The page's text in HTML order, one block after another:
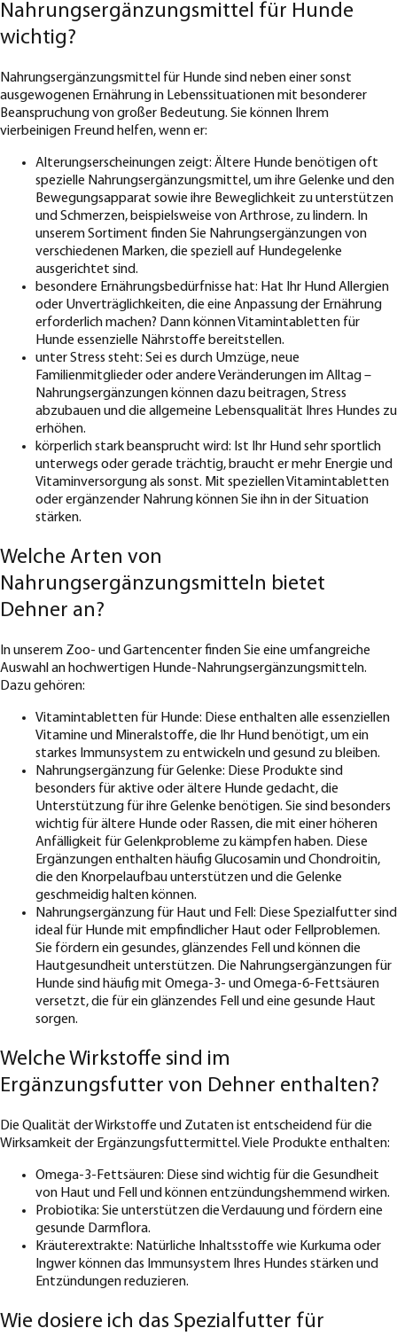
Nahrungsergänzungsmittel für Hunde
wichtig?
Nahrungsergänzungsmittel für Hunde sind neben einer sonst
ausgewogenen Ernährung in Lebenssituationen mit besonderer
Beanspruchung von großer Bedeutung. Sie können Ihrem
vierbeinigen Freund helfen, wenn er:
Alterungserscheinungen zeigt: Ältere Hunde benötigen oft
spezielle Nahrungsergänzungsmittel, um ihre Gelenke und den
Bewegungsapparat sowie ihre Beweglichkeit zu unterstützen
und Schmerzen, beispielsweise von Arthrose, zu lindern. In
unserem Sortiment finden Sie Nahrungsergänzungen von
verschiedenen Marken, die speziell auf Hundegelenke
ausgerichtet sind.
besondere Ernährungsbedürfnisse hat: Hat Ihr Hund Allergien
oder Unverträglichkeiten, die eine Anpassung der Ernährung
erforderlich machen? Dann können Vitamintabletten für
Hunde essenzielle Nährstoffe bereitstellen.
unter Stress steht: Sei es durch Umzüge, neue
Familienmitglieder oder andere Veränderungen im Alltag –
Nahrungsergänzungen können dazu beitragen, Stress
abzubauen und die allgemeine Lebensqualität Ihres Hundes zu
erhöhen.
körperlich stark beansprucht wird: Ist Ihr Hund sehr sportlich
unterwegs oder gerade trächtig, braucht er mehr Energie und
Vitaminversorgung als sonst. Mit speziellen Vitamintabletten
oder ergänzender Nahrung können Sie ihn in der Situation
stärken.
Welche Arten von
Nahrungsergänzungsmitteln bietet
Dehner an?
In unserem Zoo- und Gartencenter finden Sie eine umfangreiche
Auswahl an hochwertigen Hunde-Nahrungsergänzungsmitteln.
Dazu gehören:
Vitamintabletten für Hunde: Diese enthalten alle essenziellen
Vitamine und Mineralstoffe, die Ihr Hund benötigt, um ein
starkes Immunsystem zu entwickeln und gesund zu bleiben.
Nahrungsergänzung für Gelenke: Diese Produkte sind
besonders für aktive oder ältere Hunde gedacht, die
Unterstützung für ihre Gelenke benötigen. Sie sind besonders
wichtig für ältere Hunde oder Rassen, die mit einer höheren
Anfälligkeit für Gelenkprobleme zu kämpfen haben. Diese
Ergänzungen enthalten häufig Glucosamin und Chondroitin,
die den Knorpelaufbau unterstützen und die Gelenke
geschmeidig halten können.
Nahrungsergänzung für Haut und Fell: Diese Spezialfutter sind
ideal für Hunde mit empfindlicher Haut oder Fellproblemen.
Sie fördern ein gesundes, glänzendes Fell und können die
Hautgesundheit unterstützen. Die Nahrungsergänzungen für
Hunde sind häufig mit Omega-3- und Omega-6-Fettsäuren
versetzt, die für ein glänzendes Fell und eine gesunde Haut
sorgen.
Welche Wirkstoffe sind im
Ergänzungsfutter von Dehner enthalten?
Die Qualität der Wirkstoffe und Zutaten ist entscheidend für die
Wirksamkeit der Ergänzungsfuttermittel. Viele Produkte enthalten:
Omega-3-Fettsäuren: Diese sind wichtig für die Gesundheit
von Haut und Fell und können entzündungshemmend wirken.
Probiotika: Sie unterstützen die Verdauung und fördern eine
gesunde Darmflora.
Kräuterextrakte: Natürliche Inhaltsstoffe wie Kurkuma oder
Ingwer können das Immunsystem Ihres Hundes stärken und
Entzündungen reduzieren.
Wie dosiere ich das Spezialfutter für